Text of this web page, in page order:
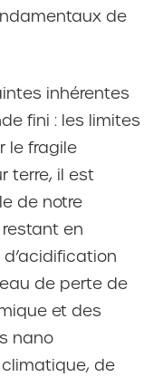
de
inhérentes
fini : les limites
le fragile
terre, il est
de notre
en
de perte de
et des
nano
de